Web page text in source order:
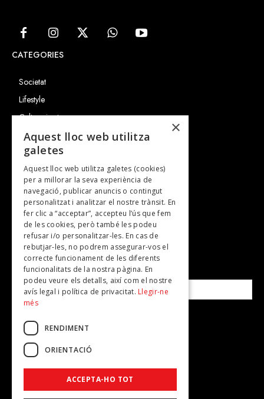
CATEGORIES
Societat
Lifestyle
Cultura i art
Entrevistes
Gastronomia
TV
Plans per fer
Revistes
SUBSCRIU-TE A LA NOSTRA NEWSLETTER!
Correu electrònic*
Accepto lapolítica de privacitat
×
Aquest lloc web utilitza
galetes
Aquest lloc web utilitza galetes (cookies)
per a millorar la seva experiència de
navegació, publicar anuncis o contingut
personalitzat i analitzar el nostre trànsit. En
fer clic a “acceptar”, accepteu l’ús que fem
de les cookies, però també les podeu
refusar i/o personalitzar-les. En cas de
rebutjar-les, no podrem assegurar-vos el
correcte funcionament de les diferents
funcionalitats de la nostra pàgina. En
podeu veure els detalls, així com el nostre
avís legal i política de privacitat. Llegir-ne
més
RENDIMENT
ORIENTACIÓ
ACCEPTA-HO TOT